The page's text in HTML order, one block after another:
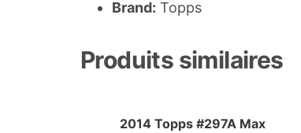
Brand: Topps
Produits similaires
2014 Topps #297A Max